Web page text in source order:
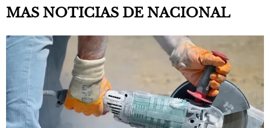
MAS NOTICIAS DE NACIONAL